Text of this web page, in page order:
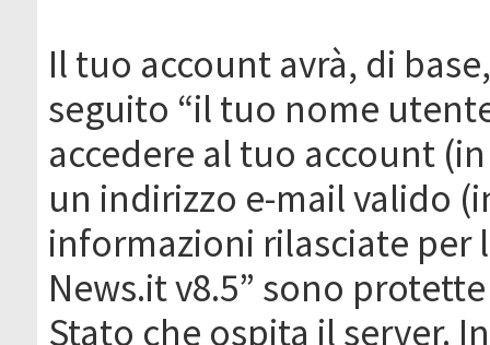
Il tuo account avrà, di
seguito “il tuo nome
accedere al tuo account
un indirizzo e-mail valido
informazioni rilasciate per
News.it v8.5” sono
Stato che ospita il server.